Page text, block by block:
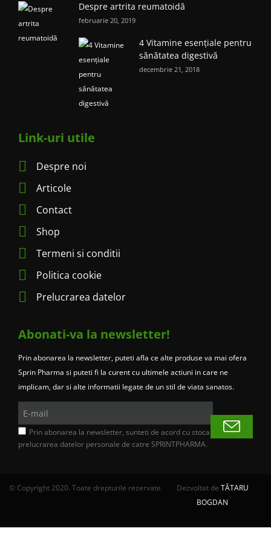
Despre artrita reumatoidă
februarie 20, 2019
4 Vitamine esențiale pentru
sănătatea digestivă
decembrie 21, 2018
Link-uri utile
Despre noi
Articole
Contact
Shop
Termeni si conditii
Politica cookie
Prelucrarea datelor
Abonati-va la newsletter!
Prin abonarea la newsletter, puteti afla ce alte produse va mai ofera
Sprin Pharma si puteti fi la curent cu ultimele actiuni in care ne
implicam, dar si alte informatii legate de un stil de viata sanatos.
mail
Prin abonarea la newsletter, sunteti de acord cu stocarea si
prelucrarea datelor personale de catre SPRINTPHARMA.
© Copyright 2020. Toate drepturile rezervate. Dezvoltat de TĂTARU
BOGDAN